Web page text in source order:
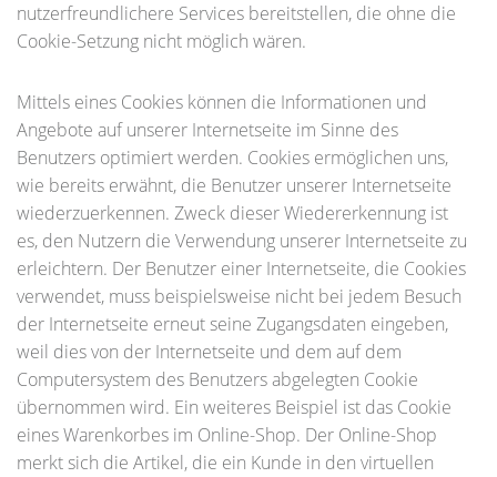
nutzerfreundlichere Services bereitstellen, die ohne die
Cookie-Setzung nicht möglich wären.
Mittels eines Cookies können die Informationen und
Angebote auf unserer Internetseite im Sinne des
Benutzers optimiert werden. Cookies ermöglichen uns,
wie bereits erwähnt, die Benutzer unserer Internetseite
wiederzuerkennen. Zweck dieser Wiedererkennung ist
es, den Nutzern die Verwendung unserer Internetseite zu
erleichtern. Der Benutzer einer Internetseite, die Cookies
verwendet, muss beispielsweise nicht bei jedem Besuch
der Internetseite erneut seine Zugangsdaten eingeben,
weil dies von der Internetseite und dem auf dem
Computersystem des Benutzers abgelegten Cookie
übernommen wird. Ein weiteres Beispiel ist das Cookie
eines Warenkorbes im Online-Shop. Der Online-Shop
merkt sich die Artikel, die ein Kunde in den virtuellen